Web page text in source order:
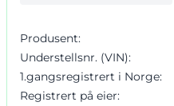
Produsent:
Understellsnr. (VIN):
1.gangsregistrert i Norge:
Registrert på eier: